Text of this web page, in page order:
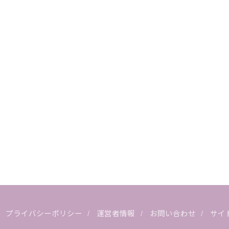
プライバシーポリシー 運営者情報 お問い合わせ サイ